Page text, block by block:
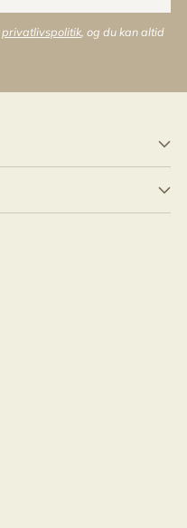
privatlivspolitik , og du kan altid